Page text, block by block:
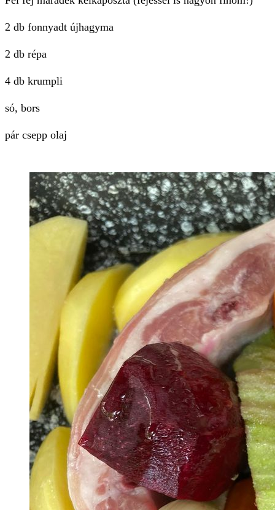
2 db fonnyadt újhagyma
2 db répa
4 db krumpli
só, bors
pár csepp olaj